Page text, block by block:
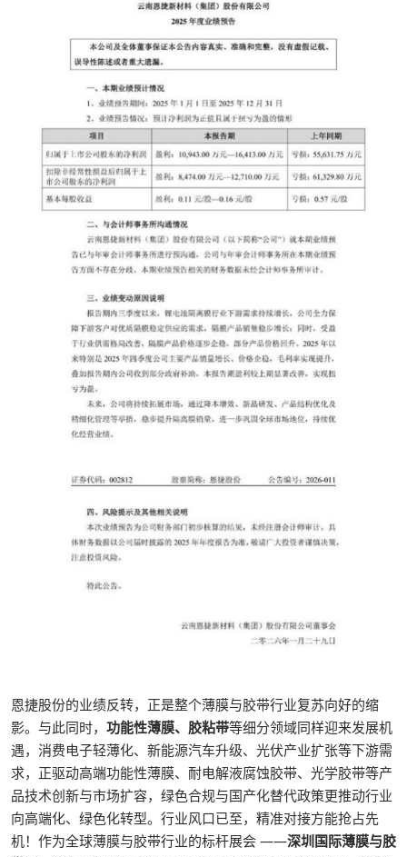
恩捷股份的业绩反转，正是整个薄膜与胶带行业复苏向好的缩
影。与此同时， 功能性薄膜、胶粘带等细分领域同样迎来发展机
遇，消费电子轻薄化、新能源汽车升级、光伏产业扩张等下游需
求，正驱动高端功能性薄膜、耐电解液腐蚀胶带、光学胶带等产
品技术创新与市场扩容，绿色合规与国产化替代政策更推动行业
向高端化、绿色化转型。行业风口已至，精准对接方能抢占先
机！作为全球薄膜与胶带行业的标杆展会 ——深圳国际薄膜与胶